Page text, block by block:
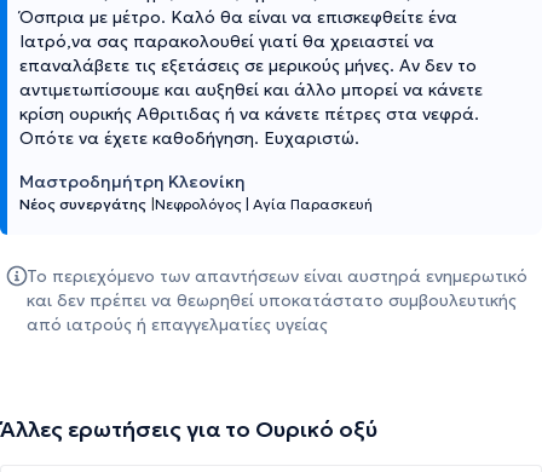
Όσπρια με μέτρο. Καλό θα είναι να επισκεφθείτε ένα
Ιατρό,να σας παρακολουθεί γιατί θα χρειαστεί να
επαναλάβετε τις εξετάσεις σε μερικούς μήνες. Αν δεν το
αντιμετωπίσουμε και αυξηθεί και άλλο μπορεί να κάνετε
κρίση ουρικής Αθριτιδας ή να κάνετε πέτρες στα νεφρά.
Οπότε να έχετε καθοδήγηση. Ευχαριστώ.
Μαστροδημήτρη Κλεονίκη
Νέος συνεργάτης Νεφρολόγος Αγία Παρασκευή
Το περιεχόμενο των απαντήσεων είναι αυστηρά ενημερωτικό
και δεν πρέπει να θεωρηθεί υποκατάστατο συμβουλευτικής
από ιατρούς ή επαγγελματίες υγείας
Άλλες ερωτήσεις για το Ουρικό οξύ